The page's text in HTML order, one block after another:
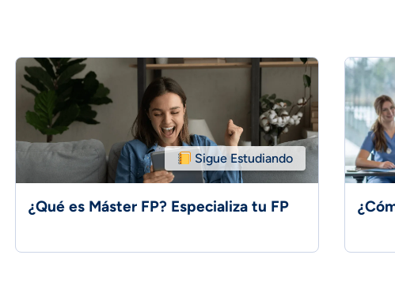
Sigue Estudiando
¿Qué es Máster FP? Especializa tu FP